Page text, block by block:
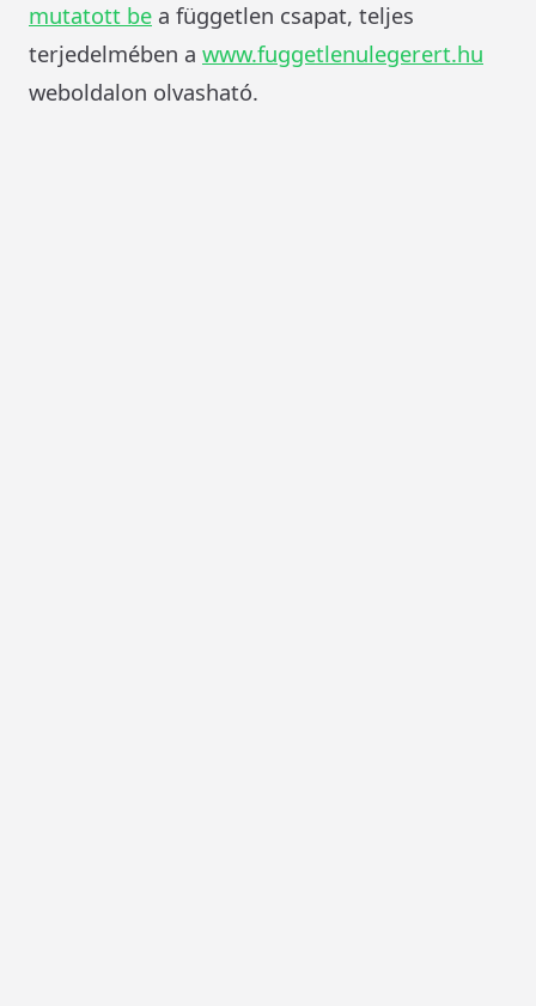
mutatott be a független csapat, teljes
terjedelmében a www.fuggetlenulegerert.hu
weboldalon olvasható.